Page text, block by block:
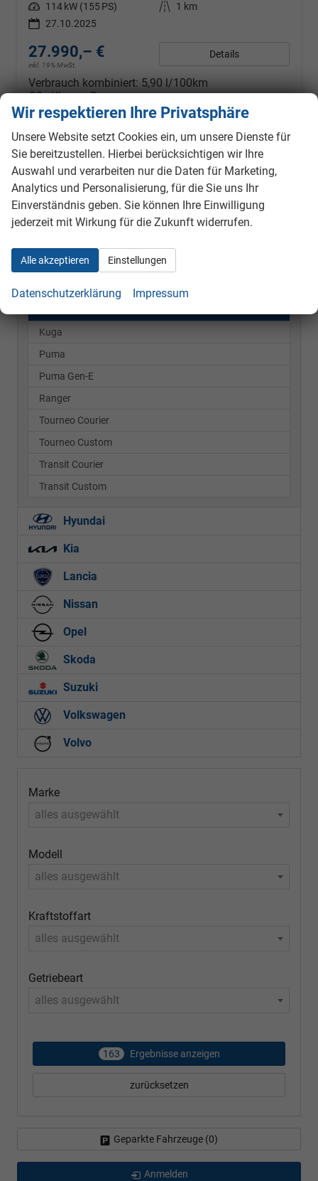
Leistung 114 kW (155 PS) Kilometerstand
1 km
27.10.2025
27.990,– €
inkl. 19% MwSt.
Details
Verbrauch kombiniert: 5,90 l/100km
CO -Klasse: D
CO2-Emissionen:135,00 g/km
Fahrzeugnr.
Ford
Explorer
Focus
Kuga
Puma
Puma Gen-E
Ranger
Tourneo Courier
Tourneo Custom
Transit Courier
Transit Custom
Hyundai
Kia
Lancia
Nissan
Opel
Skoda
Suzuki
Volkswagen
Volvo
Marke
alles ausgewählt
Modell
alles ausgewählt
Kraftstoffart
alles ausgewählt
Getriebeart
alles ausgewählt
163 Ergebnisse anzeigen
zurücksetzen
Geparkte Fahrzeuge (0)
Anmelden
Wir respektieren Ihre Privatsphäre
Unsere Website setzt Cookies ein, um unsere Dienste für
Sie bereitzustellen. Hierbei berücksichtigen wir Ihre
Auswahl und verarbeiten nur die Daten für Marketing,
Analytics und Personalisierung, für die Sie uns Ihr
Einverständnis geben. Sie können Ihre Einwilligung
jederzeit mit Wirkung für die Zukunft widerrufen.
Alle akzeptieren Einstellungen
Datenschutzerklärung Impressum